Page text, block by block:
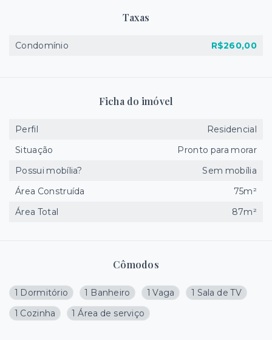
Cômodos
1 Dormitório 1 Banheiro 1 Vaga
1 Sala de TV
1 Cozinha
1 Área de serviço
Taxas
Condomínio R$260,00
Ficha do imóvel
Perfil
Residencial
Situação
Pronto para morar
Possui mobília?
Sem mobília
Área Construída
75m²
Área Total
87m²